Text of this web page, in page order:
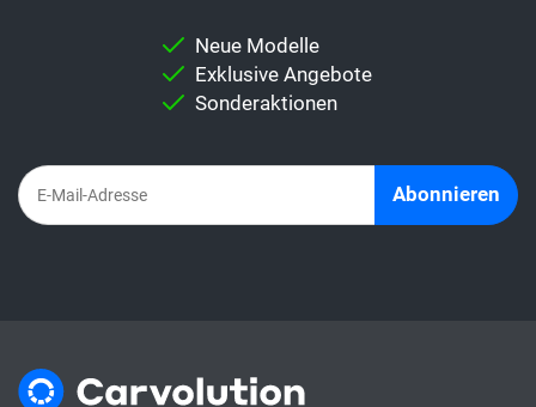
Neue Modelle
Exklusive Angebote
Sonderaktionen
Abonnieren